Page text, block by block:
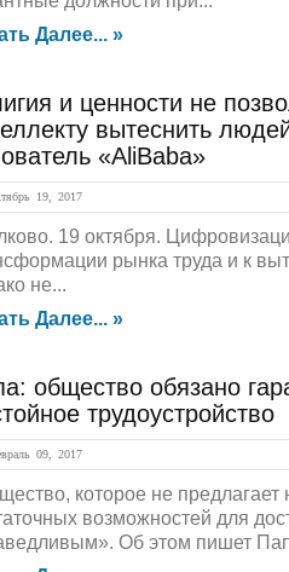
Далее... »
и ценности не
вытеснить
«AliBaba»
19, 2017
19 октября.
рынка труда и к
не...
Далее... »
общество обязано
трудоустройство
09, 2017
которое не
возможностей для
Об этом пишет